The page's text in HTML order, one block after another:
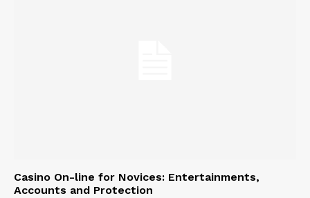
Casino On-line for Novices: Entertainments,
Accounts and Protection